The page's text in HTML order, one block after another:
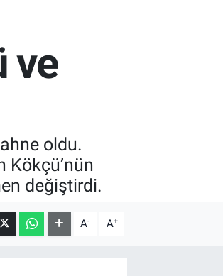
ve
oldu.
Kökçü’nün
değiştirdi.
A- A+